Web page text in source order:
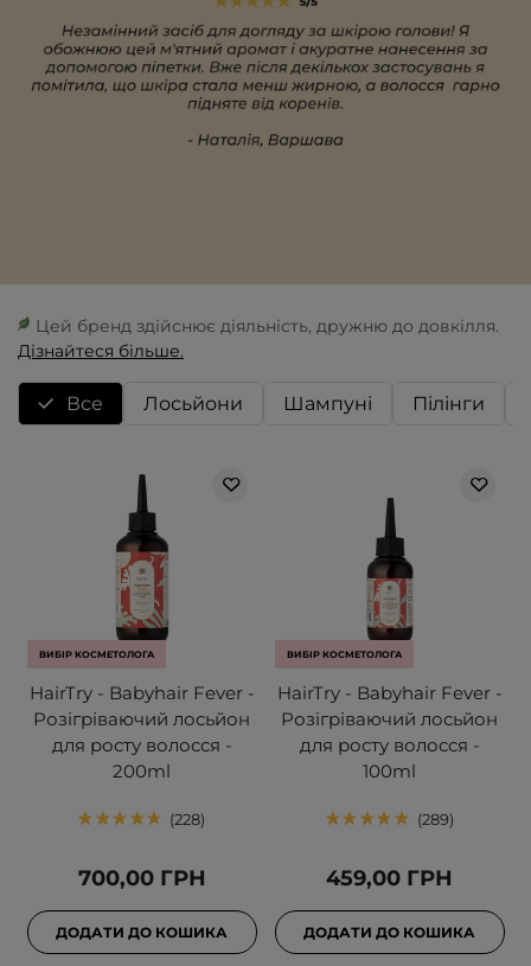
Цей бренд здійснює діяльність, дружню до довкілля.
Дізнайтеся більше.
Все Лосьйони Шампуні Пілінги
ВИБІР КОСМЕТОЛОГА
HairTry - Babyhair Fever -
Розігріваючий лосьйон
для росту волосся -
200ml
228
700,00 ГРН
ДОДАТИ ДО КОШИКА
ВИБІР КОСМЕТОЛОГА
HairTry - Babyhair Fever -
Розігріваючий лосьйон
для росту волосся -
100ml
289
459,00 ГРН
ДОДАТИ ДО КОШИКА